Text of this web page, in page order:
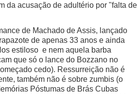
da acusação de adultério por "falta de
de Machado de Assis, lançado
de apenas 33 anos e ainda
estiloso e nem aquela barba
que só o lance do Bozzano no
cedo). Ressurreição não é
também não é sobre zumbis (o
Póstumas de Brás Cubas